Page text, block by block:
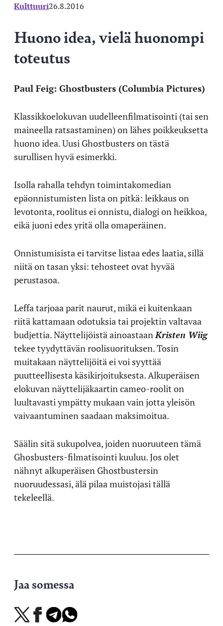
Kulttuuri26.8.2016
Huono idea, vielä huonompi
toteutus
Paul Feig: Ghostbusters (Columbia Pictures)
Klassikkoelokuvan uudelleenfilmatisointi (tai sen
maineella ratsastaminen) on lähes poikkeuksetta
huono idea. Uusi Ghostbusters on tästä
surullisen hyvä esimerkki.
Isolla rahalla tehdyn toimintakomedian
epäonnistumisten lista on pitkä: leikkaus on
levotonta, roolitus ei onnistu, dialogi on heikkoa,
eikä juoni edes yritä olla omaperäinen.
Onnistumisista ei tarvitse listaa edes laatia, sillä
niitä on tasan yksi: tehosteet ovat hyvää
perustasoa.
Leffa tarjoaa parit naurut, mikä ei kuitenkaan
riitä kattamaan odotuksia tai projektin valtavaa
budjettia. Näyttelijöistä ainoastaan Kristen Wiig
tekee tyydyttävän roolisuorituksen. Tosin
muitakaan näyttelijöitä ei voi syyttää
puutteellisesta käsikirjoituksesta. Alkuperäisen
elokuvan näyttelijäkaartin cameo-roolit on
luultavasti ympätty mukaan vain jotta yleisön
vaivaantuminen saadaan maksimoitua.
Säälin sitä sukupolvea, joiden nuoruuteen tämä
Ghosbusters-filmatisointi kuuluu. Jos olet
nähnyt alkuperäisen Ghostbustersin
nuoruudessasi, älä pilaa muistojasi tällä
tekeleellä.
Jaa somessa
Jaa
X-
Jaa
Facebookissa
Jaa
Telegramissa
Jaa
WhatsAppissa